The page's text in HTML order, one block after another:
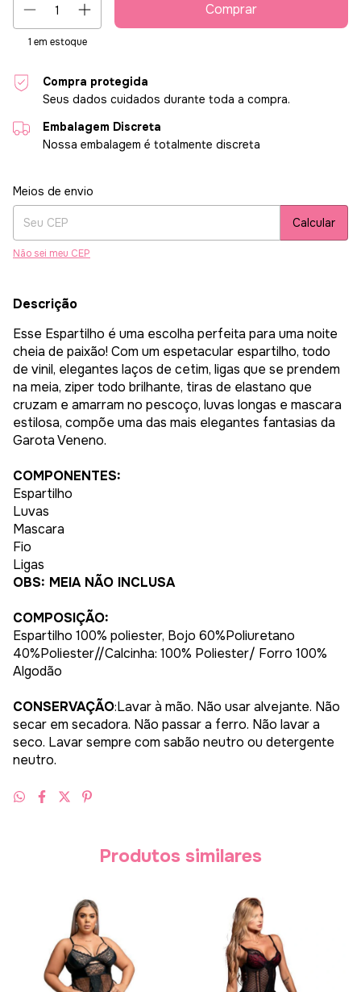
1 em estoque
Compra protegida
Seus dados cuidados durante toda a compra.
Embalagem Discreta
Nossa embalagem é totalmente discreta
Entregas para o CEP:
Meios de envio
Calcular
Não sei meu CEP
Descrição
Esse Espartilho é uma escolha perfeita para uma noite
cheia de paixão! Com um espetacular espartilho, todo
de vinil, elegantes laços de cetim, ligas que se prendem
na meia, ziper todo brilhante, tiras de elastano que
cruzam e amarram no pescoço, luvas longas e mascara
estilosa, compõe uma das mais elegantes fantasias da
Garota Veneno.
COMPONENTES:
Espartilho
Luvas
Mascara
Fio
Ligas
OBS: MEIA NÃO INCLUSA
COMPOSIÇÃO:
Espartilho 100% poliester, Bojo 60%Poliuretano
40%Poliester//Calcinha: 100% Poliester/ Forro 100%
Algodão
CONSERVAÇÃO:Lavar à mão. Não usar alvejante. Não
secar em secadora. Não passar a ferro. Não lavar a
seco. Lavar sempre com sabão neutro ou detergente
neutro.
Produtos similares